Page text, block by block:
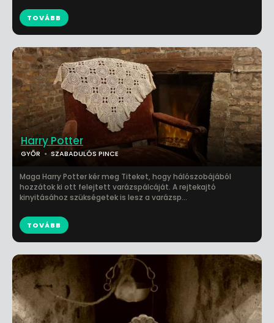
TOVÁBB
Harry Potter
GYŐR SZABADULÓS PINCE
Maga Harry Potter kér meg Titeket, hogy hálószobájából
hozzátok ki ott felejtett varázspálcáját. A rejtekajtó
kinyitásához szükségetek is lesz a varázsp...
TOVÁBB